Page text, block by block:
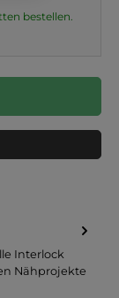
bestellen.
Interlock
Nähprojekte